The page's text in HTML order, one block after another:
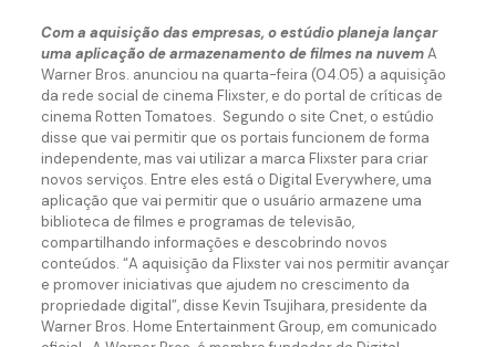
Com a aquisição das empresas, o estúdio planeja lançar
uma aplicação de armazenamento de filmes na nuvemA
Warner Bros. anunciou na quarta-feira (04.05) a aquisição
da rede social de cinema Flixster, e do portal de críticas de
cinema Rotten Tomatoes. Segundo o site Cnet, o estúdio
disse que vai permitir que os portais funcionem de forma
independente, mas vai utilizar a marca Flixster para criar
novos serviços. Entre eles está o Digital Everywhere, uma
aplicação que vai permitir que o usuário armazene uma
biblioteca de filmes e programas de televisão,
compartilhando informações e descobrindo novos
conteúdos. “A aquisição da Flixster vai nos permitir avançar
e promover iniciativas que ajudem no crescimento da
propriedade digital”, disse Kevin Tsujihara, presidente da
Warner Bros. Home Entertainment Group, em comunicado